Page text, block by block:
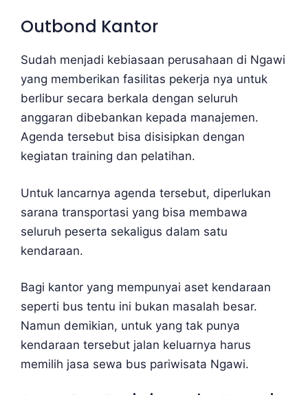
Outbond Kantor
Sudah menjadi kebiasaan perusahaan di Ngawi
yang memberikan fasilitas pekerja nya untuk
berlibur secara berkala dengan seluruh
anggaran dibebankan kepada manajemen.
Agenda tersebut bisa disisipkan dengan
kegiatan training dan pelatihan.
Untuk lancarnya agenda tersebut, diperlukan
sarana transportasi yang bisa membawa
seluruh peserta sekaligus dalam satu
kendaraan.
Bagi kantor yang mempunyai aset kendaraan
seperti bus tentu ini bukan masalah besar.
Namun demikian, untuk yang tak punya
kendaraan tersebut jalan keluarnya harus
memilih jasa sewa bus pariwisata Ngawi.